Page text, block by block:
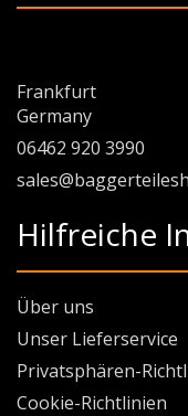
Frankfurt
Germany
06462 920 3990
Hilfreiche
Über uns
Unser Lieferservice
Privatsphären-
Cookie-Richtlinien